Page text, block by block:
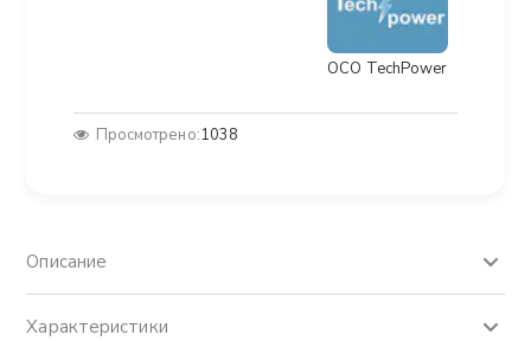
OCO TechPower
Просмотрено:1038
Описание
Характеристики